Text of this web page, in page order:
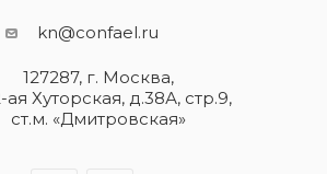
kn@confael.ru
127287, г. Москва,
ая Хуторская, д.38А, стр.9,
ст.м. «Дмитровская»